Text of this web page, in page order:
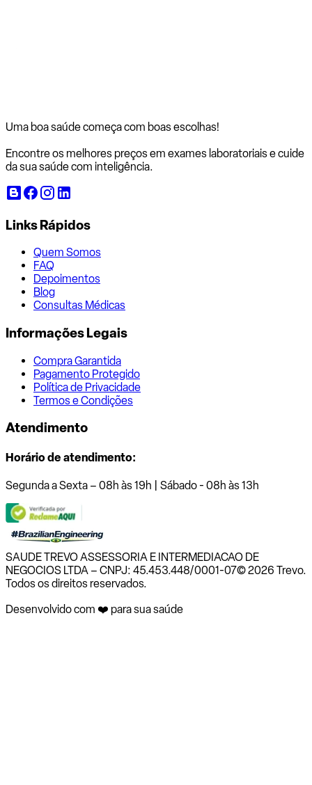
Uma boa saúde começa com boas escolhas!
Encontre os melhores preços em exames laboratoriais e cuide
da sua saúde com inteligência.
Links Rápidos
Quem Somos
FAQ
Depoimentos
Blog
Consultas Médicas
Informações Legais
Compra Garantida
Pagamento Protegido
Política de Privacidade
Termos e Condições
Atendimento
Horário de atendimento:
Segunda a Sexta – 08h às 19h | Sábado - 08h às 13h
SAUDE TREVO ASSESSORIA E INTERMEDIACAO DE
NEGOCIOS LTDA – CNPJ: 45.453.448/0001-07© 2026 Trevo.
Todos os direitos reservados.
Desenvolvido com ❤️ para sua saúde